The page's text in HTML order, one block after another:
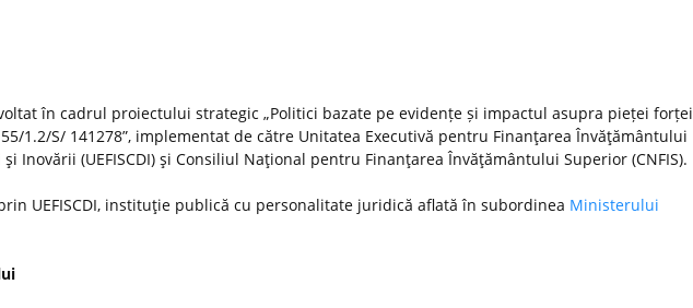
în cadrul proiectului strategic „Politici bazate pe evidențe și impactul asupra pieței forței
1.2/S/ 141278”, implementat de către Unitatea Executivă pentru Finanţarea Învăţământului
Inovării (UEFISCDI) şi Consiliul Naţional pentru Finanţarea Învăţământului Superior (CNFIS).
UEFISCDI, instituţie publică cu personalitate juridică aflată în subordinea Ministerului